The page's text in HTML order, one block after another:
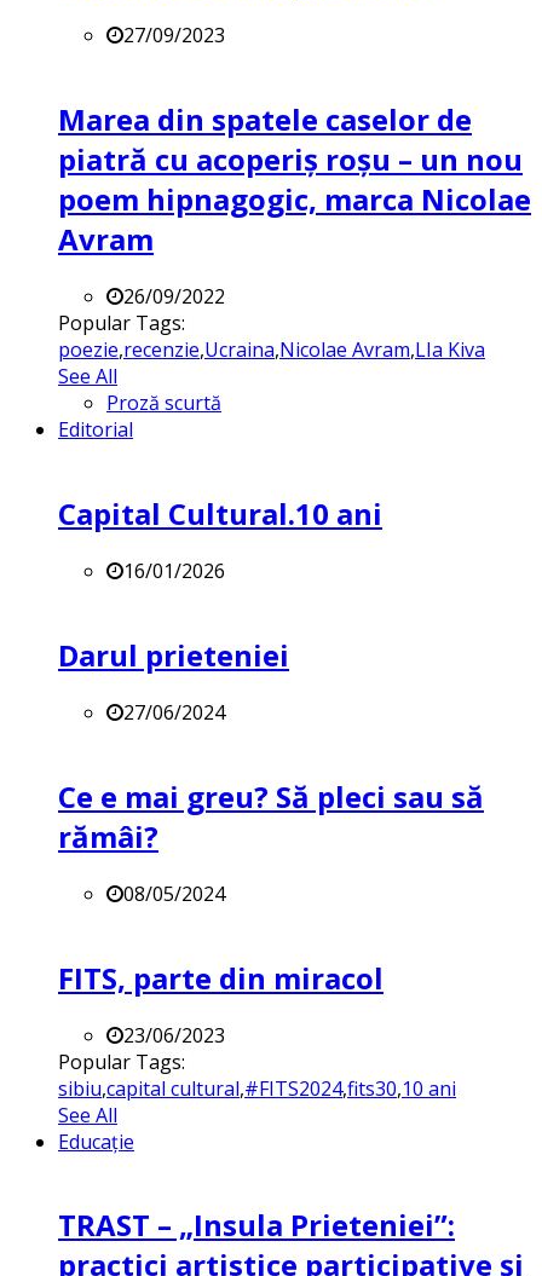
27/09/2023
Marea din spatele caselor de
piatră cu acoperiș roșu – un nou
poem hipnagogic, marca Nicolae
Avram
26/09/2022
Popular Tags:
poezie,recenzie,Ucraina,Nicolae Avram,LIa Kiva
See All
Proză scurtă
Editorial
Capital Cultural.10 ani
16/01/2026
Darul prieteniei
27/06/2024
Ce e mai greu? Să pleci sau să
rămâi?
08/05/2024
FITS, parte din miracol
23/06/2023
Popular Tags:
sibiu,capital cultural,#FITS2024,fits30,10 ani
See All
Educație
TRAST – „Insula Prieteniei”:
practici artistice participative și